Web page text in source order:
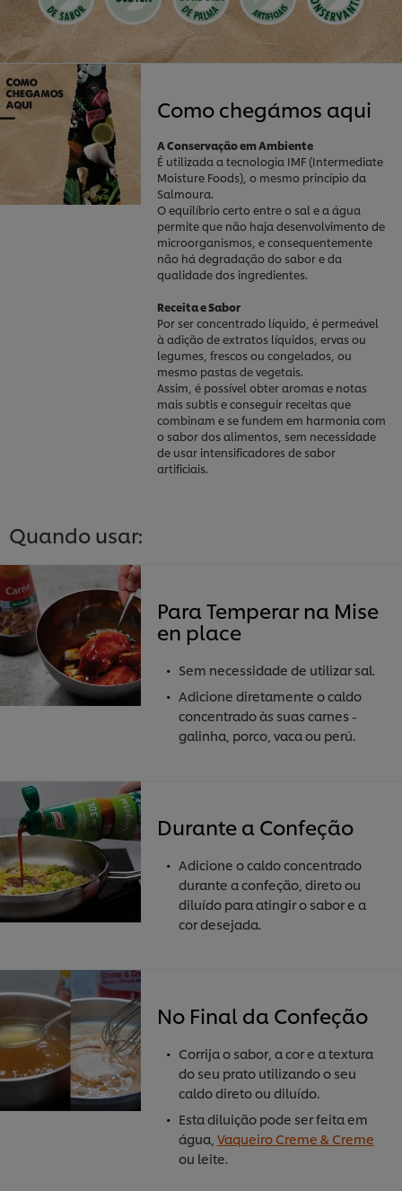
Como chegámos aqui
A Conservação em Ambiente
É utilizada a tecnologia IMF (Intermediate
Moisture Foods), o mesmo princípio da
Salmoura.
O equilíbrio certo entre o sal e a água
permite que não haja desenvolvimento de
microorganismos, e consequentemente
não há degradação do sabor e da
qualidade dos ingredientes.
Receita e Sabor
Por ser concentrado líquido, é permeável
à adição de extratos líquidos, ervas ou
legumes, frescos ou congelados, ou
mesmo pastas de vegetais.
Assim, é possível obter aromas e notas
mais subtis e conseguir receitas que
combinam e se fundem em harmonia com
o sabor dos alimentos, sem necessidade
de usar intensificadores de sabor
artificiais.
Quando usar:
Para Temperar na Mise
en place
Sem necessidade de utilizar sal.
Adicione diretamente o caldo
concentrado às suas carnes -
galinha, porco, vaca ou perú.
Durante a Confeção
Adicione o caldo concentrado
durante a confeção, direto ou
diluído para atingir o sabor e a
cor desejada.
No Final da Confeção
Corrija o sabor, a cor e a textura
do seu prato utilizando o seu
caldo direto ou diluído.
Esta diluição pode ser feita em
água, Vaqueiro Creme & Creme
ou leite.